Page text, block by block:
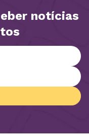
notícias